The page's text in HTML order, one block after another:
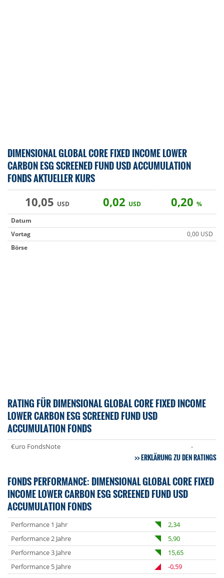
DIMENSIONAL GLOBAL CORE FIXED INCOME LOWER
CARBON ESG SCREENED FUND USD ACCUMULATION
FONDS AKTUELLER KURS
10,05 USD 0,02 USD 0,20 %
Datum
Vortag
0,00 USD
Börse
RATING FÜR DIMENSIONAL GLOBAL CORE FIXED INCOME
LOWER CARBON ESG SCREENED FUND USD
ACCUMULATION FONDS
€uro FondsNote -
ERKLÄRUNG ZU DEN RATINGS
FONDS PERFORMANCE: DIMENSIONAL GLOBAL CORE FIXED
INCOME LOWER CARBON ESG SCREENED FUND USD
ACCUMULATION FONDS
Performance 1 Jahr
2,34
Performance 2 Jahre
5,90
Performance 3 Jahre
15,65
Performance 5 Jahre
-0,59